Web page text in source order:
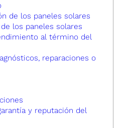
de los paneles solares
los paneles solares
al término del
reparaciones o
y reputación del